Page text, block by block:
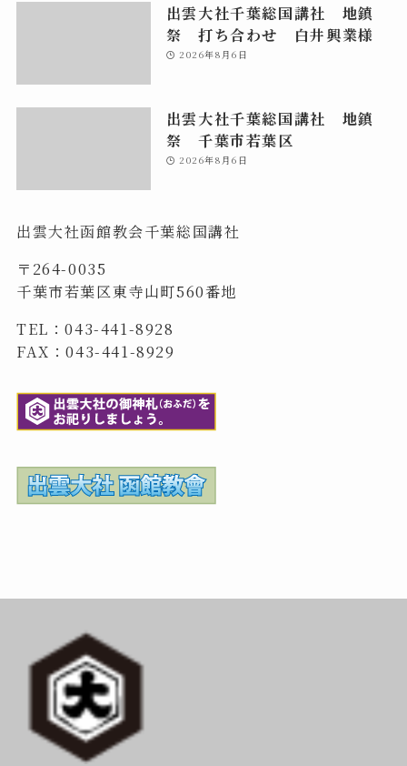
出雲大社千葉総国講社 地鎮
祭 打ち合わせ 白井興業様
2026年8月6日
出雲大社千葉総国講社 地鎮
祭 千葉市若葉区
2026年8月6日
出雲大社函館教会千葉総国講社
〒264-0035
千葉市若葉区東寺山町560番地
TEL：043-441-8928
FAX：043-441-8929